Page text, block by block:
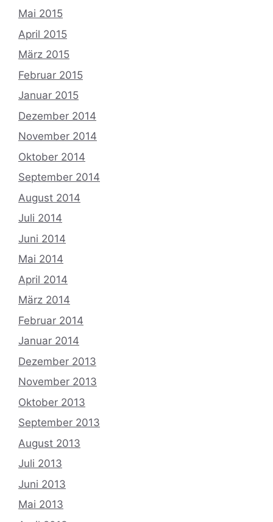
Mai 2015
April 2015
März 2015
Februar 2015
Januar 2015
Dezember 2014
November 2014
Oktober 2014
September 2014
August 2014
Juli 2014
Juni 2014
Mai 2014
April 2014
März 2014
Februar 2014
Januar 2014
Dezember 2013
November 2013
Oktober 2013
September 2013
August 2013
Juli 2013
Juni 2013
Mai 2013